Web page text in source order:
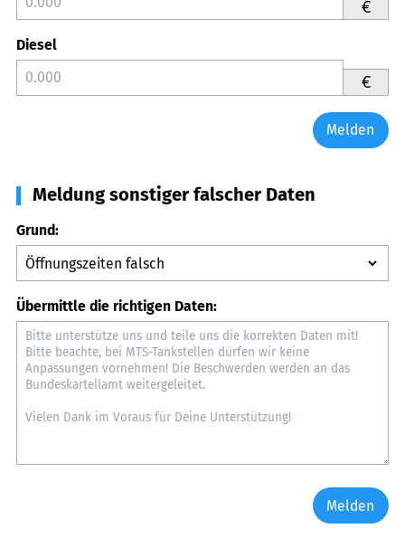
€
Diesel
€
Melden
Meldung sonstiger falscher Daten
Grund:
Übermittle die richtigen Daten:
Melden